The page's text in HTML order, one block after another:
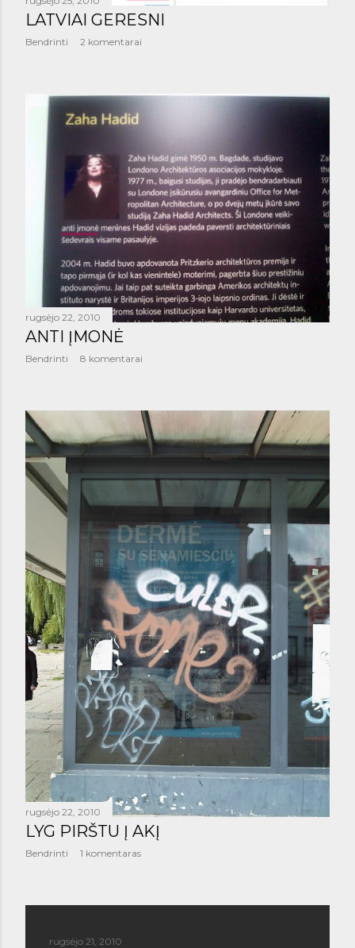
i
LATVIAI GERESNI
Bendrinti 2 komentarai
rugsėjo 22, 2010
ANTI ĮMONĖ
Bendrinti 8 komentarai
rugsėjo 22, 2010
LYG PIRŠTU Į AKĮ
Bendrinti 1 komentaras
rugsėjo 21, 2010